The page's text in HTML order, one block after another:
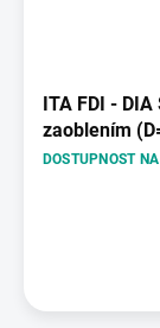
ITA FDI -
zaoblením
DOSTUPNOST